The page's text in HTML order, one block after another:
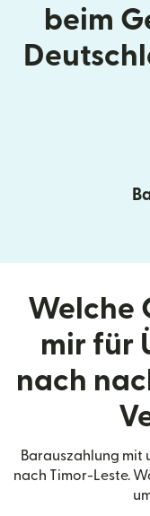
beim
Welche
mir für
nach
Barauszahlung mit
nach Timor-Leste.